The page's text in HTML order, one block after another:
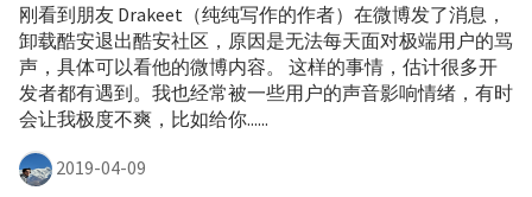
刚看到朋友 Drakeet（纯纯写作的作者）在微博发了消息，
卸载酷安退出酷安社区，原因是无法每天面对极端用户的骂
声，具体可以看他的微博内容。 这样的事情，估计很多开
发者都有遇到。我也经常被一些用户的声音影响情绪，有时
会让我极度不爽，比如给你......
2019-04-09